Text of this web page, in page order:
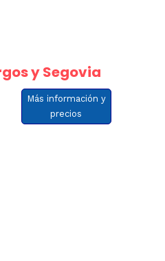
y Segovia
Más información y
precios